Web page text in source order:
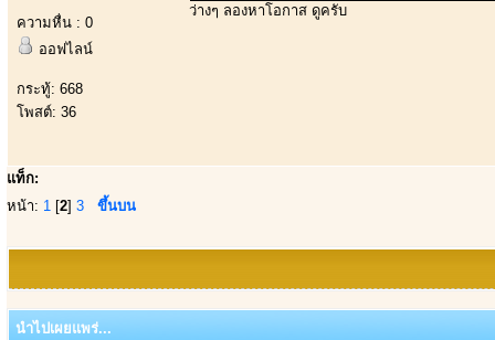
ความหื่น : 0
ออฟไลน์
กระทู้: 668
โพสต์: 36
ว่างๆ ลองหาโอกาส ดูครับ
แท็ก:
หน้า: 1 [2] 3 ขึ้นบน
นำไปเผยแพร่...